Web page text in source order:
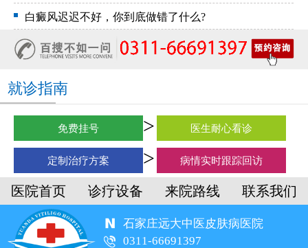
白癜风迟迟不好，你到底做错了什么?
就诊指南
免费挂号 医生耐心看诊
定制治疗方案 病情实时跟踪回访
医院首页 诊疗设备 来院路线 联系我们
石家庄远大中医皮肤病医院
0311-66691397